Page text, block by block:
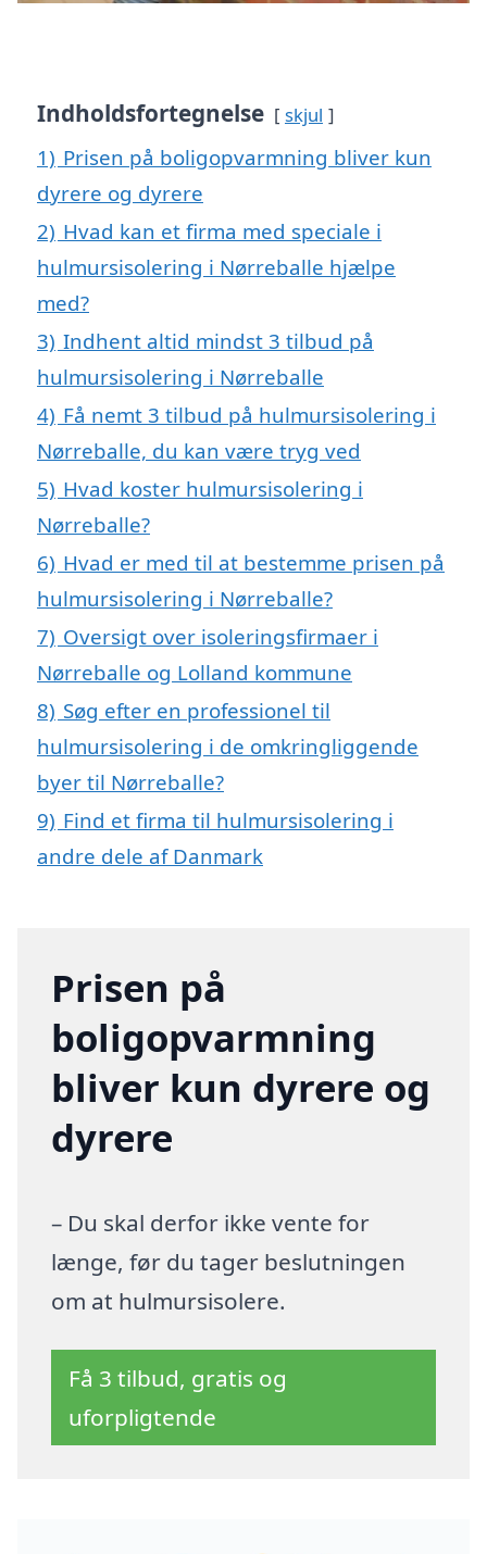
Indholdsfortegnelse skjul
1) Prisen på boligopvarmning bliver kun
dyrere og dyrere
2) Hvad kan et firma med speciale i
hulmursisolering i Nørreballe hjælpe
med?
3) Indhent altid mindst 3 tilbud på
hulmursisolering i Nørreballe
4) Få nemt 3 tilbud på hulmursisolering i
Nørreballe, du kan være tryg ved
5) Hvad koster hulmursisolering i
Nørreballe?
6) Hvad er med til at bestemme prisen på
hulmursisolering i Nørreballe?
7) Oversigt over isoleringsfirmaer i
Nørreballe og Lolland kommune
8) Søg efter en professionel til
hulmursisolering i de omkringliggende
byer til Nørreballe?
9) Find et firma til hulmursisolering i
andre dele af Danmark
Prisen på
boligopvarmning
bliver kun dyrere og
dyrere
– Du skal derfor ikke vente for
længe, før du tager beslutningen
om at hulmursisolere.
Få 3 tilbud, gratis og
uforpligtende